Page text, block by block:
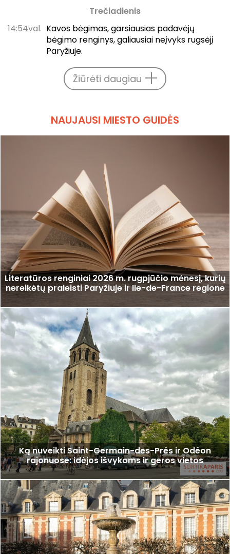
Trečiadienis
14:54val. Kavos bėgimas, garsiausias padavėjų
bėgimo renginys, galiausiai neįvyks rugsėjį
Paryžiuje.
Žiūrėti daugiau
NAUJAUSI MIESTO GUIDĖS
Literatūros renginiai 2026 m. rugpjūčio mėnesį, kurių
nereikėtų praleisti Paryžiuje ir Ile-de-France regione
Ką nuveikti Saint-Germain-des-Prés ir Odéon
rajonuose: idėjos išvykoms ir geros vietos